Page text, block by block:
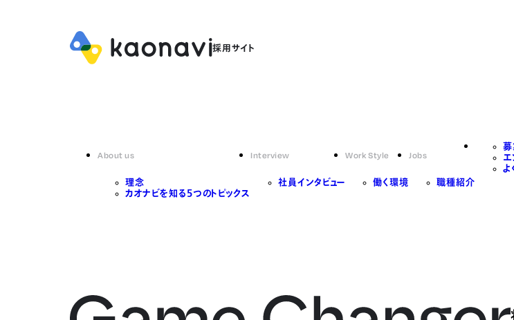
About us
理念
カオナビを知る5つのトピックス
Interview
社員インタビュー
Work Style
働く環境
Jobs
職種紹介
募
エ
よ